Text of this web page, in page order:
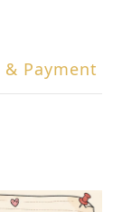
Payment